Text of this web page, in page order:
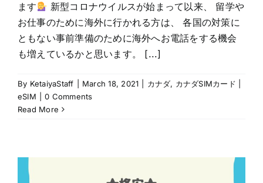
ます
新型コロナウイルスが始まって以来、 留学や
お仕事のために海外に行かれる方は、 各国の対策に
ともない事前準備のために海外へお電話をする機会
も増えているかと思います。 [...]
By KetaiyaStaff March 18, 2021 カナダ, カナダSIMカード |
eSIM
0 Comments
Read More